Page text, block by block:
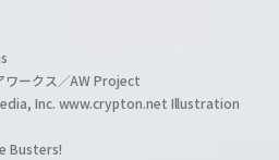
ワークス／AW Project
Inc. www.crypton.net Illustration
Busters!